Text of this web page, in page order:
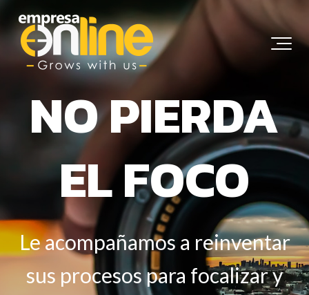
NO PIERDA
EL FOCO
Le acompañamos a reinventar
sus procesos para focalizar y